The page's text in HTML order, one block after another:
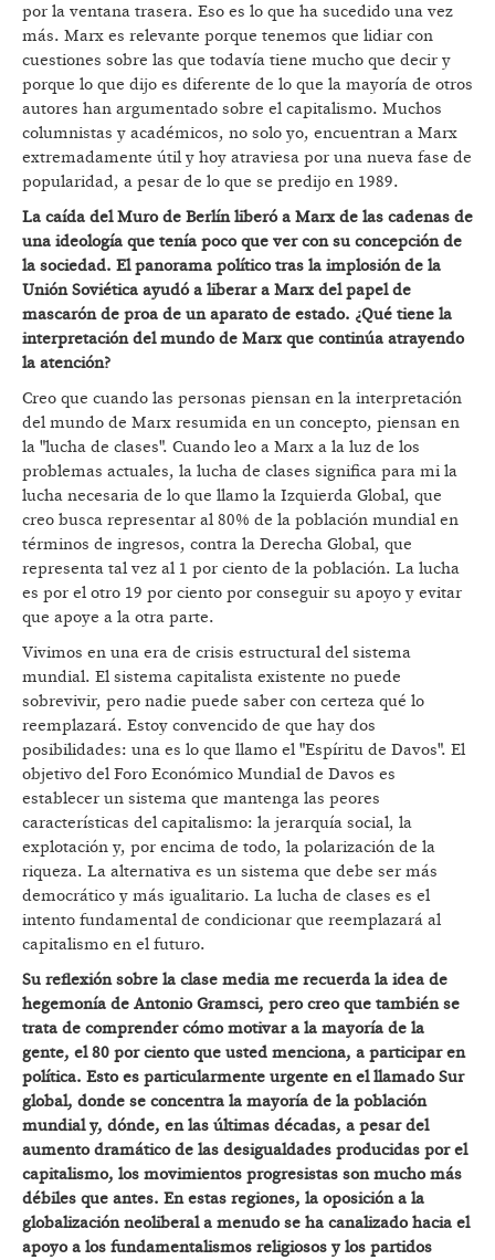
por la ventana trasera. Eso es lo que ha sucedido una vez
más. Marx es relevante porque tenemos que lidiar con
cuestiones sobre las que todavía tiene mucho que decir y
porque lo que dijo es diferente de lo que la mayoría de otros
autores han argumentado sobre el capitalismo. Muchos
columnistas y académicos, no solo yo, encuentran a Marx
extremadamente útil y hoy atraviesa por una nueva fase de
popularidad, a pesar de lo que se predijo en 1989.
La caída del Muro de Berlín liberó a Marx de las cadenas de
una ideología que tenía poco que ver con su concepción de
la sociedad. El panorama político tras la implosión de la
Unión Soviética ayudó a liberar a Marx del papel de
mascarón de proa de un aparato de estado. ¿Qué tiene la
interpretación del mundode Marx que continúa atrayendo
la atención?
Creo que cuando las personas piensan en la interpretación
del mundo de Marx resumida en un concepto, piensan en
la "lucha de clases". Cuando leo a Marx a la luz de los
problemas actuales, la lucha de clases significa para mi la
lucha necesaria de lo que llamo la Izquierda Global, que
creo busca representar al 80% de la población mundial en
términos de ingresos, contra la Derecha Global, que
representa tal vez al 1 por ciento de la población. La lucha
es por el otro 19 por ciento por conseguir su apoyo y evitar
que apoye a la otra parte.
Vivimos en una era de crisis estructural del sistema
mundial. El sistema capitalista existente no puede
sobrevivir, pero nadie puede saber con certeza qué lo
reemplazará. Estoy convencido de que hay dos
posibilidades: una es lo que llamo el "Espíritu de Davos". El
objetivo del Foro Económico Mundial de Davos es
establecer un sistema que mantenga las peores
características del capitalismo: la jerarquía social, la
explotación y, por encima de todo, la polarización de la
riqueza. La alternativa es un sistema que debe ser más
democrático y más igualitario. La lucha de clases es el
intento fundamental de condicionar que reemplazará al
capitalismo en el futuro.
Su reflexión sobre la clase media me recuerda la idea de
hegemonía de Antonio Gramsci, pero creo que también se
trata de comprender cómo motivar a la mayoría de la
gente, el 80 por ciento que usted menciona, a participar en
política. Esto es particularmente urgente en el llamado Sur
global, donde se concentra la mayoría de la población
mundial y, dónde, en las últimas décadas, a pesar del
aumento dramático de las desigualdades producidas por el
capitalismo, los movimientos progresistas son mucho más
débiles que antes. En estas regiones, la oposición a la
globalización neoliberal a menudo se ha canalizado hacia el
apoyo a los fundamentalismos religiosos y los partidos